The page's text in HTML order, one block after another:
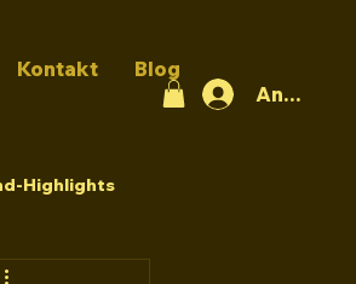
Anmelden
Kontakt Blog
Highlights